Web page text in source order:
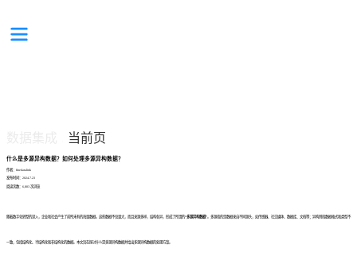
当前页
什么是多源异构数据？如何处理多源异构数据？
作者：finedatalink
发布时间：2024.7.23
阅读次数：6,803 次浏览
随着数字化转型的深入，企业和社会产生了前所未有的海量数据。这些数据不仅量大，而且来源多样，结构各异，形成了所谓的 “多源异构数据” 。多源指的是数据来自不同源头，如传感器、社交媒体、数据库、文档等；异构则指数据格式和类型不
一致，包括结构化、半结构化和非结构化的数据。本文旨在探讨什么是多源异构数据并给出多源异构数据的处理方案。